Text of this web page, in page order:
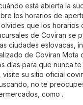
está abierta la
los horarios de
olvides que los
de Coviran se
ciudades eslovacas,
de Coviran Mota
días para que nunca
su sitio oficial
no te
, como .